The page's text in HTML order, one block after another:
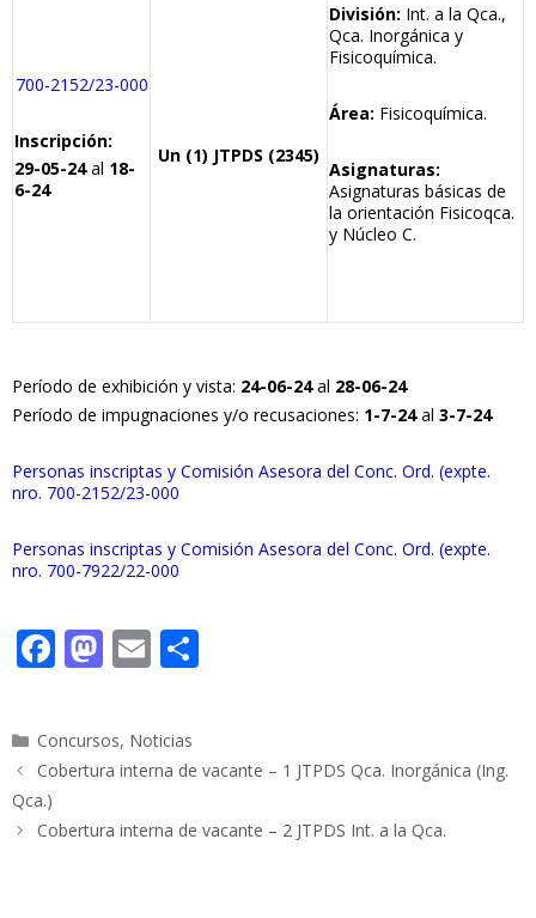
700-2152/23-000
Inscripción:
29-05-24al 18-
6-24
Un (1) JTPDS (2345)
División: Int. a la Qca.,
Qca. Inorgánica y
Fisicoquímica.
Área: Fisicoquímica.
Asignaturas:
Asignaturas básicas de
la orientación Fisicoqca.
y Núcleo C.
Período de exhibición y vista: 24-06-24al 28-06-24
Período de impugnaciones y/o recusaciones: 1-7-24al 3-7-24
Personas inscriptas y Comisión Asesora del Conc. Ord. (expte.
nro. 700-2152/23-000
Personas inscriptas y Comisión Asesora del Conc. Ord. (expte.
nro. 700-7922/22-000
F
e
b
o
M
to
d
n
E
ai
l p
ti
Categorías
Concursos, Noticias
Cobertura interna de vacante – 1 JTPDS Qca. Inorgánica (Ing.
Qca.)
Cobertura interna de vacante – 2 JTPDS Int. a la Qca.